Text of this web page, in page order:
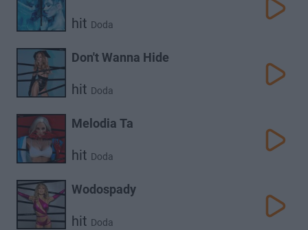
hit Doda
Don't Wanna Hide
hit Doda
Melodia Ta
hit Doda
Wodospady
hit Doda